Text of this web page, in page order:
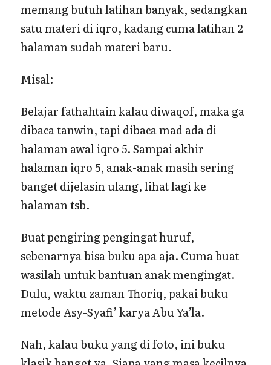
memang butuh latihan banyak, sedangkan
satu materi di iqro, kadang cuma latihan 2
halaman sudah materi baru.
Misal:
Belajar fathahtain kalau diwaqof, maka ga
dibaca tanwin, tapi dibaca mad ada di
halaman awal iqro 5. Sampai akhir
halaman iqro 5, anak-anak masih sering
banget dijelasin ulang, lihat lagi ke
halaman tsb.
Buat pengiring pengingat huruf,
sebenarnya bisa buku apa aja. Cuma buat
wasilah untuk bantuan anak mengingat.
Dulu, waktu zaman Thoriq, pakai buku
metode Asy-Syafi’ karya Abu Ya’la.
Nah, kalau buku yang di foto, ini buku